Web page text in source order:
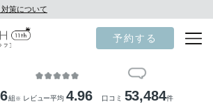
対策について
予約する
組 ※ レビュー平均 4.96 口コミ 53,484件